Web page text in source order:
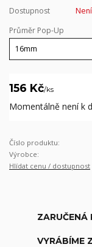
Dostupnost
Průměr Pop-Up
156 Kč/ks
Momentálně není k
Číslo produktu:
Výrobce:
Hlídat cenu / dostupnost
ZARUČENÁ
VYRÁBÍME